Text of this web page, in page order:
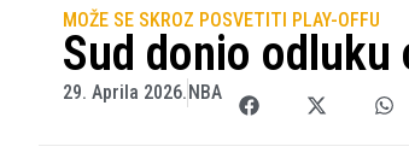
MOŽE SE SKROZ POSVETITI PLAY-OFFU
Sud donio odluku
29. Aprila 2026.NBA